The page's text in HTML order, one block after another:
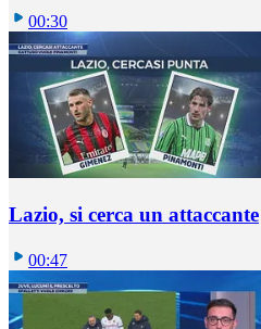
00:30
Lazio, si cerca un attaccante
00:47